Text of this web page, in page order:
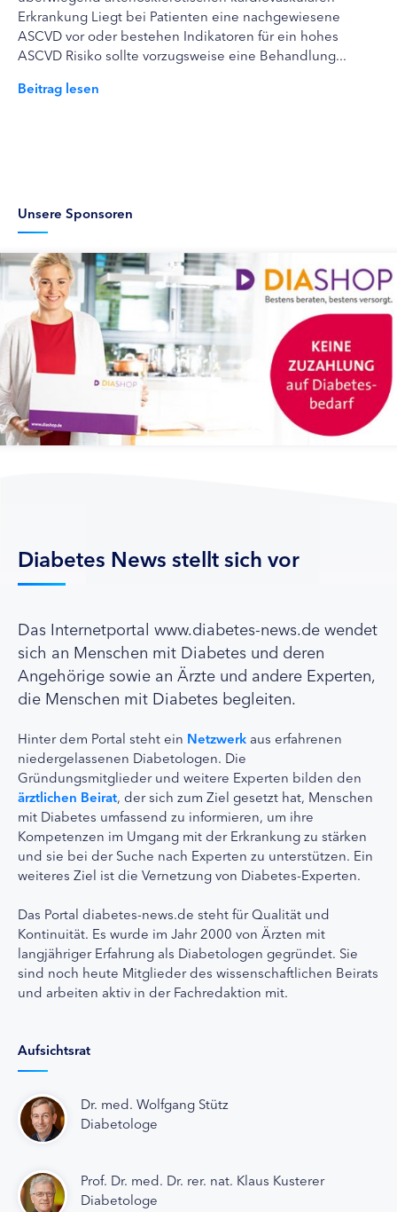
Erkrankung Liegt bei Patienten eine nachgewiesene
ASCVD vor oder bestehen Indikatoren für ein hohes
ASCVD Risiko sollte vorzugsweise eine Behandlung...
Beitrag lesen
Unsere Sponsoren
Diabetes News stellt sich vor
Das Internetportal www.diabetes-news.de wendet
sich an Menschen mit Diabetes und deren
Angehörige sowie an Ärzte und andere Experten,
die Menschen mit Diabetes begleiten.
Hinter dem Portal steht ein Netzwerk aus erfahrenen
niedergelassenen Diabetologen. Die
Gründungsmitglieder und weitere Experten bilden den
ärztlichen Beirat, der sich zum Ziel gesetzt hat, Menschen
mit Diabetes umfassend zu informieren, um ihre
Kompetenzen im Umgang mit der Erkrankung zu stärken
und sie bei der Suche nach Experten zu unterstützen. Ein
weiteres Ziel ist die Vernetzung von Diabetes-Experten.
Das Portal diabetes-news.de steht für Qualität und
Kontinuität. Es wurde im Jahr 2000 von Ärzten mit
langjähriger Erfahrung als Diabetologen gegründet. Sie
sind noch heute Mitglieder des wissenschaftlichen Beirats
und arbeiten aktiv in der Fachredaktion mit.
Aufsichtsrat
Dr. med. Wolfgang Stütz
Diabetologe
Prof. Dr. med. Dr. rer. nat. Klaus Kusterer
Diabetologe